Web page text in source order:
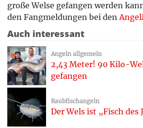
große Welse gefangen werden
den Fangmeldungen bei den
Auch interessant
Angeln allgemein
2,43 Meter! 90 Kilo-
gefangen
Raubfischangeln
Der Wels ist „Fisch des